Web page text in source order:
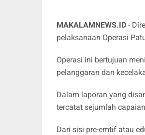
MAKALAMNEWS.ID -
pelaksanaan Operasi
Operasi ini bertujuan
pelanggaran dan
Dalam laporan yang
tercatat sejumlah
Dari sisi pre-emtif atau